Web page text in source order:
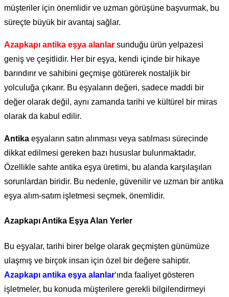
müşteriler için önemlidir ve uzman görüşüne başvurmak, bu
süreçte büyük bir avantaj sağlar.
Azapkapı antika eşya alanlar sunduğu ürün yelpazesi
geniş ve çeşitlidir. Her bir eşya, kendi içinde bir hikaye
barındırır ve sahibini geçmişe götürerek nostaljik bir
yolculuğa çıkarır. Bu eşyaların değeri, sadece maddi bir
değer olarak değil, aynı zamanda tarihi ve kültürel bir miras
olarak da kabul edilir.
Antika eşyaların satın alınması veya satılması sürecinde
dikkat edilmesi gereken bazı hususlar bulunmaktadır.
Özellikle sahte antika eşya üretimi, bu alanda karşılaşılan
sorunlardan biridir. Bu nedenle, güvenilir ve uzman bir antika
eşya alım-satım işletmesi seçmek, önemlidir.
Azapkapı Antika Eşya Alan Yerler
Bu eşyalar, tarihi birer belge olarak geçmişten günümüze
ulaşmış ve birçok insan için özel bir değere sahiptir.
Azapkapı antika eşya alanlar‘ında faaliyet gösteren
işletmeler, bu konuda müşterilere gerekli bilgilendirmeyi